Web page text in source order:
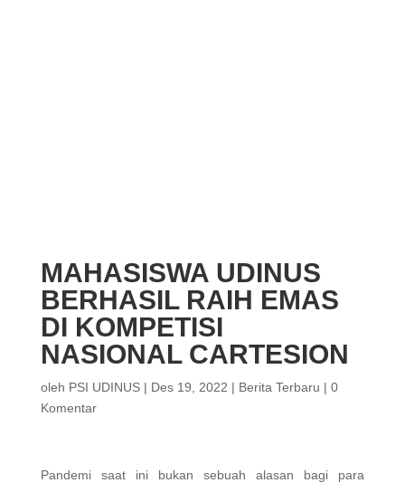
MAHASISWA UDINUS
BERHASIL RAIH EMAS
DI KOMPETISI
NASIONAL CARTESION
oleh PSI UDINUS| Des 19, 2022 | Berita Terbaru | 0
Komentar
Pandemi saat ini bukan sebuah alasan bagi para